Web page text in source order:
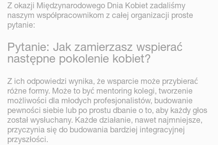
Z okazji Międzynarodowego Dnia Kobiet zadaliśmy
naszym współpracownikom z całej organizacji proste
pytanie:
Pytanie: Jak zamierzasz wspierać
następne pokolenie kobiet?
Z ich odpowiedzi wynika, że wsparcie może przybierać
różne formy. Może to być mentoring kolegi, tworzenie
możliwości dla młodych profesjonalistów, budowanie
pewności siebie lub po prostu dbanie o to, aby każdy głos
został wysłuchany. Każde działanie, nawet najmniejsze,
przyczynia się do budowania bardziej integracyjnej
przyszłości.